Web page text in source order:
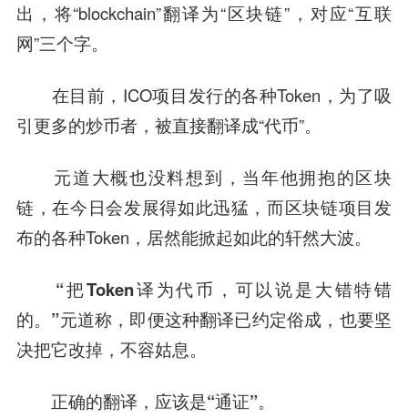
出，将“blockchain”翻译为“区块链”，对应“互联
网”三个字。
在目前，ICO项目发行的各种Token，为了吸
引更多的炒币者，被直接翻译成“代币”。
元道大概也没料想到，当年他拥抱的区块
链，在今日会发展得如此迅猛，而区块链项目发
布的各种Token，居然能掀起如此的轩然大波。
“把Token译为代币，可以说是大错特错
的。”元道称，即便这种翻译已约定俗成，也要坚
决把它改掉，不容姑息。
正确的翻译，应该是“通证”。